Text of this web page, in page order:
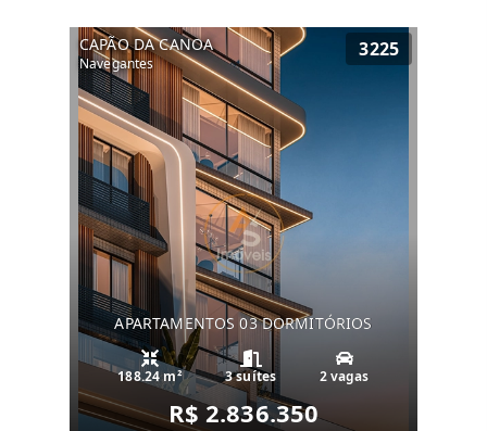
CAPÃO DA CANOA
Navegantes
3225
APARTAMENTOS 03 DORMITÓRIOS
188.24 m² 3 suítes 2 vagas
R$ 2.836.350